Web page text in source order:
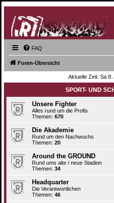
FAQ
Foren-Übersicht
Aktuelle Zeit: Sa 8.
SPORT- UND
Unsere Fighter
Alles rund um die Profis
Themen: 670
Die Akademie
Rund um den Nachwuchs
Themen: 20
Around the GROUND
Rund ums alte / neue Stadion
Themen: 34
Headquarter
Die Verantwortlichen
Themen: 46